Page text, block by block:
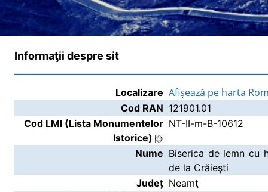
Informaţii despre sit
Localizare Afişează pe harta
Cod RAN 121901.01
Cod LMI (Lista Monumentelor
Istorice)
NT-II-m-B-10612
Nume Biserica de lemn cu
de la Crăieşti
Județ Neamţ